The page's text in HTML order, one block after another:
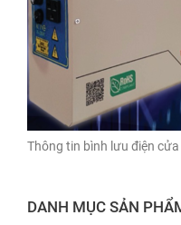
Thông tin bình lưu điện
DANH MỤC SẢN